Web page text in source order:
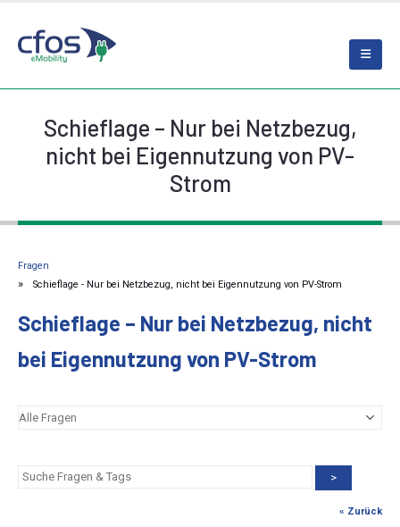
Schieflage – Nur bei Netzbezug,
nicht bei Eigennutzung von PV-
Strom
Fragen
Schieflage - Nur bei Netzbezug, nicht bei Eigennutzung von PV-Strom
Schieflage – Nur bei Netzbezug, nicht
bei Eigennutzung von PV-Strom
>
« Zurück